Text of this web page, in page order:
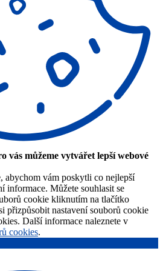
vás můžeme vytvářet lepší webové
abychom vám poskytli co nejlepší
informace. Můžete souhlasit se
cookie kliknutím na tlačítko
přizpůsobit nastavení souborů cookie
Další informace naleznete v
cookies.